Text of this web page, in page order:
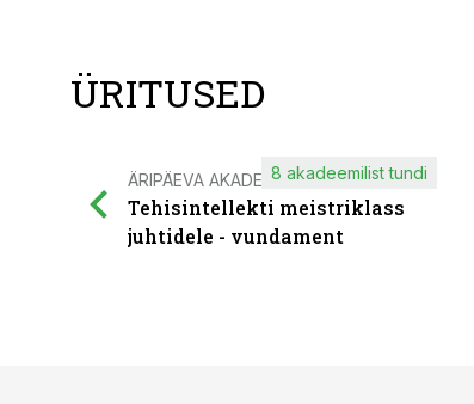
ÜRITUSED
ÄRIPÄEVA AKADEEMIA
Tehisintellekti meistriklass
juhtidele - vundament
8 akadeemilist tundi